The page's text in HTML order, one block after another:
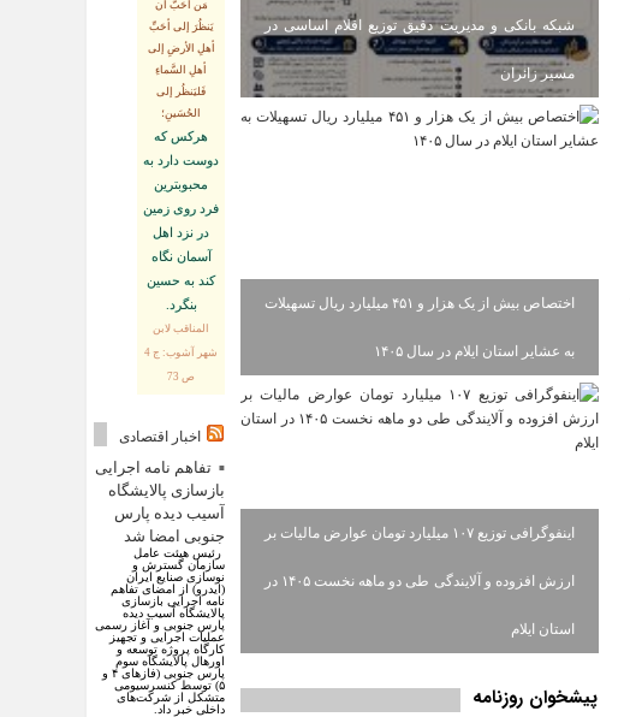
شبکه بانکی و مدیریت دقیق توزیع اقلام اساسی در
مسیر زائران
اختصاص بیش از یک هزار و ۴۵۱ میلیارد ریال تسهیلات
به عشایر استان ایلام در سال ۱۴۰۵
اینفوگرافی توزیع ۱۰۷ میلیارد تومان عوارض مالیات بر
ارزش افزوده و آلایندگی طی دو ماهه نخست ۱۴۰۵ در
استان ایلام
پیشخوان روزنامه
مَن أحَبَّ أن
يَنظُرَ إلى أحَبِّ
أهلِ الأرضِ إلى
أهلِ السَّماءِ
فَليَنظُر إلى
الحُسَينِ؛
هركس كه
دوست دارد به
محبوبترين
فرد روى زمين
در نزد اهل
آسمان نگاه
كند به حسين
بنگرد.
المناقب لابن
شهر آشوب: ج 4
ص 73
اخبار اقتصادی
تفاهم نامه اجرایی
بازسازی پالایشگاه
آسیب دیده پارس
جنوبی امضا شد
رئیس هیئت عامل
سازمان گسترش و
نوسازی صنایع ایران
(ایدرو) از امضای تفاهم
نامه اجرایی بازسازی
پالایشگاه آسیب دیده
پارس جنوبی و آغاز رسمی
عملیات اجرایی و تجهیز
کارگاه پروژه توسعه و
اورهال پالایشگاه سوم
پارس جنوبی (فاز‌های ۴ و
۵) توسط کنسرسیومی
متشکل از شرکت‌های
داخلی خبر داد.